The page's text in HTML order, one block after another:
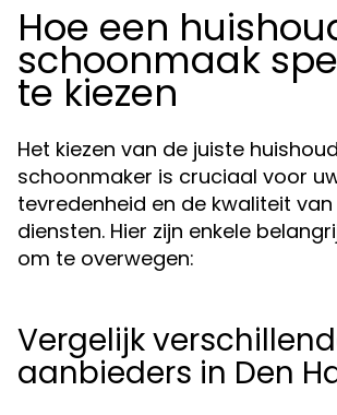
Hoe een
schoonmaak
te kiezen
Het kiezen van de juiste
schoonmaker is cruciaal voor
tevredenheid en de kwaliteit
diensten. Hier zijn enkele
om te overwegen:
Vergelijk
aanbieders in Den